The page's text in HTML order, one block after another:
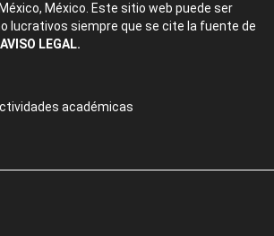
México. Este sitio web puede ser
lucrativos siempre que se cite la fuente de
AVISO LEGAL.
académicas